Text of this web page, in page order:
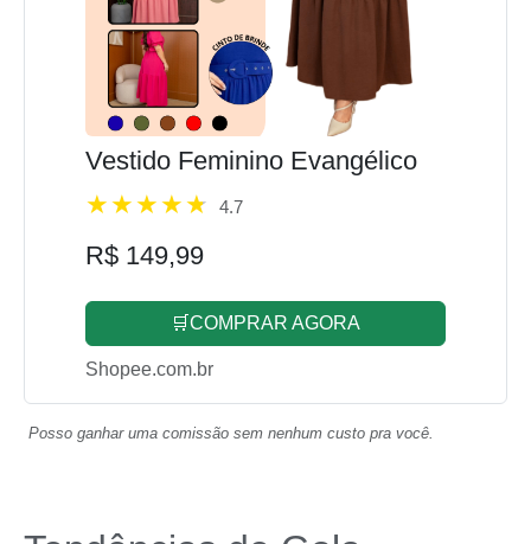
Vestido Feminino Evangélico
4.7
R$ 149,99
🛒COMPRAR AGORA
Shopee.com.br
Posso ganhar uma comissão sem nenhum custo pra você.